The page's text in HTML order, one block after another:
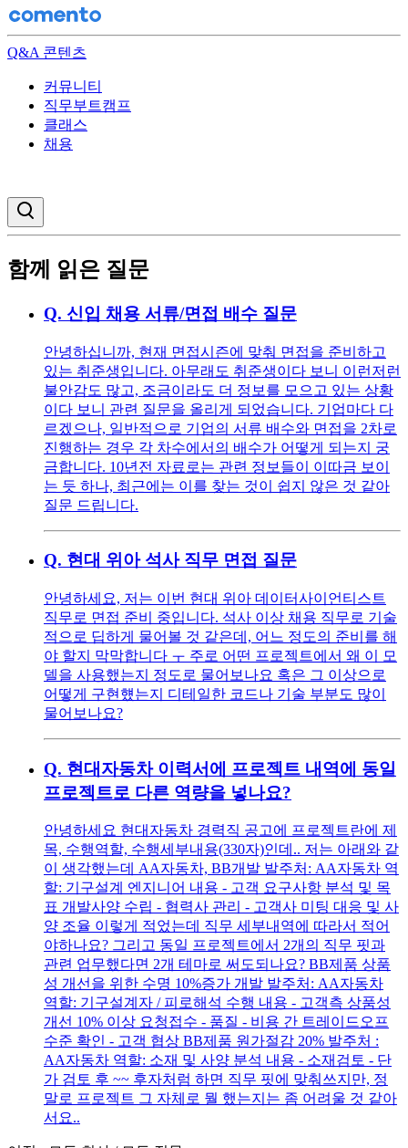
Q&A 콘텐츠
커뮤니티
직무부트캠프
클래스
채용
함께 읽은 질문
Q. 신입 채용 서류/면접 배수 질문
안녕하십니까, 현재 면접시즌에 맞춰 면접을 준비하고
있는 취준생입니다. 아무래도 취준생이다 보니 이런저런
불안감도 많고, 조금이라도 더 정보를 모으고 있는 상황
이다 보니 관련 질문을 올리게 되었습니다. 기업마다 다
르겠으나, 일반적으로 기업의 서류 배수와 면접을 2차로
진행하는 경우 각 차수에서의 배수가 어떻게 되는지 궁
금합니다. 10년전 자료로는 관련 정보들이 이따금 보이
는 듯 하나, 최근에는 이를 찾는 것이 쉽지 않은 것 같아
질문 드립니다.
Q. 현대 위아 석사 직무 면접 질문
안녕하세요, 저는 이번 현대 위아 데이터사이언티스트
직무로 면접 준비 중입니다. 석사 이상 채용 직무로 기술
적으로 딥하게 물어볼 것 같은데, 어느 정도의 준비를 해
야 할지 막막합니다 ㅜ 주로 어떤 프로젝트에서 왜 이 모
델을 사용했는지 정도로 물어보나요 혹은 그 이상으로
어떻게 구현헀는지 디테일한 코드나 기술 부분도 많이
물어보나요?
Q. 현대자동차 이력서에 프로젝트 내역에 동일
프로젝트로 다른 역량을 넣나요?
안녕하세요 현대자동차 경력직 공고에 프로젝트란에 제
목, 수행역할, 수행세부내용(330자)인데.. 저는 아래와 같
이 생각했는데 AA자동차, BB개발 발주처: AA자동차 역
할: 기구설계 엔지니어 내용 - 고객 요구사항 분석 및 목
표 개발사양 수립 - 협력사 관리 - 고객사 미팅 대응 및 사
양 조율 이렇게 적었는데 직무 세부내역에 따라서 적어
야하나요? 그리고 동일 프로젝트에서 2개의 직무 핏과
관련 업무했다면 2개 테마로 써도되나요? BB제품 상품
성 개선을 위한 수명 10%증가 개발 발주처: AA자동차
역할: 기구설계자 / 피로해석 수행 내용 - 고객측 상품성
개선 10% 이상 요청접수 - 품질 - 비용 간 트레이드오프
수준 확인 - 고객 협상 BB제품 원가절감 20% 발주처 :
AA자동차 역할: 소재 및 사양 분석 내용 - 소재검토 - 단
가 검토 후 ~~ 후자처럼 하면 직무 핏에 맞춰쓰지만, 정
말로 프로젝트 그 자체로 뭘 했는지는 좀 어려울 것 같아
서요..